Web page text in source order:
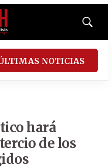
Mostrar
NOTICIAS
hará
de los